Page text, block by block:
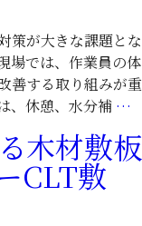
策が大きな課題とな
場では、作業員の体
善する取り組みが重
、休憩、水分補 …
木材敷板
CLT敷